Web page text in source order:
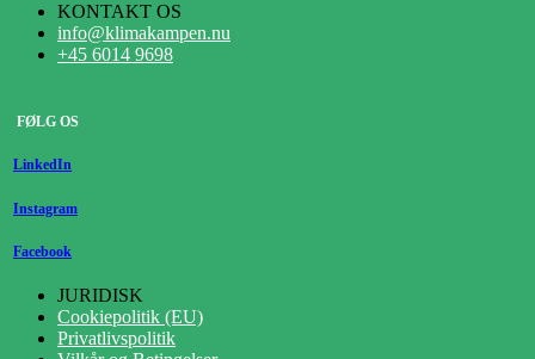
KONTAKT OS
info@klimakampen.nu
+45 6014 9698
FØLG OS
LinkedIn
Instagram
Facebook
JURIDISK
Cookiepolitik (EU)
Privatlivspolitik